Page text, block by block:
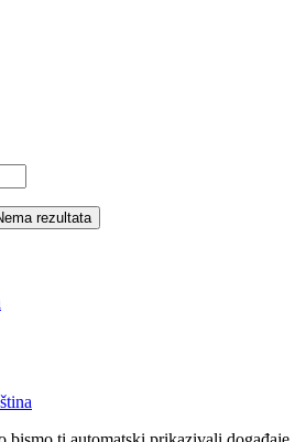
rezultata